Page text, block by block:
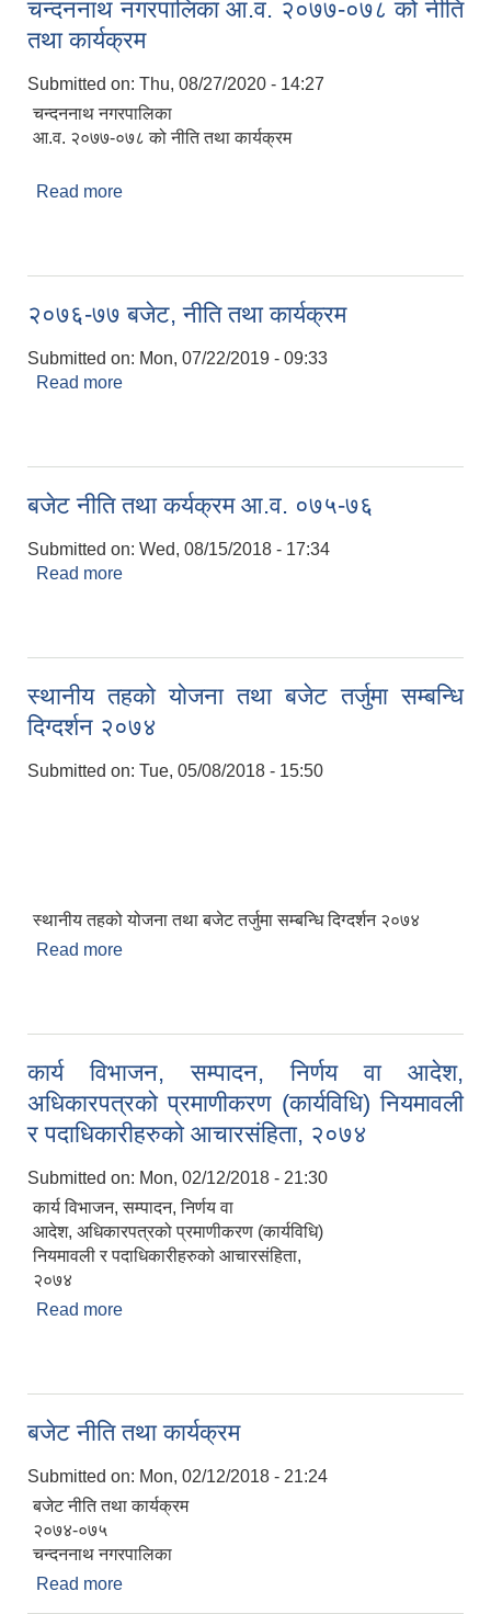
चन्दननाथ नगरपालिका आ.व. २०७७-०७८ को नीति
तथा कार्यक्रम
Submitted on: Thu, 08/27/2020 - 14:27
चन्दननाथ नगरपालिका
आ.व. २०७७-०७८ को नीति तथा कार्यक्रम
Read more
२०७६-७७ बजेट, नीति तथा कार्यक्रम
Submitted on: Mon, 07/22/2019 - 09:33
Read more
बजेट नीति तथा कर्यक्रम आ.व. ०७५-७६
Submitted on: Wed, 08/15/2018 - 17:34
Read more
स्थानीय तहको योजना तथा बजेट तर्जुमा सम्बन्धि
दिग्दर्शन २०७४
Submitted on: Tue, 05/08/2018 - 15:50
स्थानीय तहको योजना तथा बजेट तर्जुमा सम्बन्धि दिग्दर्शन २०७४
Read more
कार्य विभाजन, सम्पादन, निर्णय वा आदेश,
अधिकारपत्रको प्रमाणीकरण (कार्यविधि) नियमावली
र पदाधिकारीहरुको आचारसंहिता, २०७४
Submitted on: Mon, 02/12/2018 - 21:30
कार्य विभाजन, सम्पादन, निर्णय वा
आदेश, अधिकारपत्रको प्रमाणीकरण (कार्यविधि)
नियमावली र पदाधिकारीहरुको आचारसंहिता,
२०७४
Read more
बजेट नीति तथा कार्यक्रम
Submitted on: Mon, 02/12/2018 - 21:24
बजेट नीति तथा कार्यक्रम
२०७४-०७५
चन्दननाथ नगरपालिका
Read more